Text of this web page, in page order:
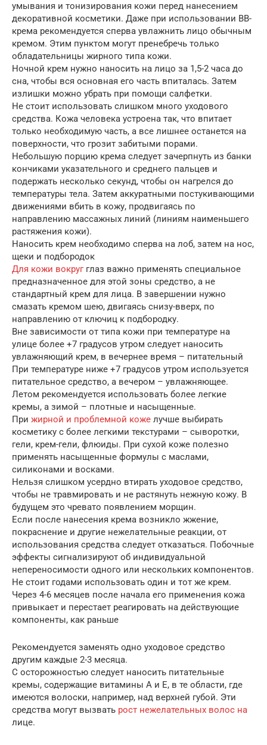
умывания и тонизирования кожи перед нанесением
декоративной косметики. Даже при использовании BB-
крема рекомендуется сперва увлажнить лицо обычным
кремом. Этим пунктом могут пренебречь только
обладательницы жирного типа кожи.
Ночной крем нужно наносить на лицо за 1,5-2 часа до
сна, чтобы вся основная его часть впиталась. Затем
излишки можно убрать при помощи салфетки.
Не стоит использовать слишком много уходового
средства. Кожа человека устроена так, что впитает
только необходимую часть, а все лишнее останется на
поверхности, что грозит забитыми порами.
Небольшую порцию крема следует зачерпнуть из банки
кончиками указательного и среднего пальцев и
подержать несколько секунд, чтобы он нагрелся до
температуры тела. Затем аккуратными постукивающими
движениями вбить в кожу, продвигаясь по
направлению массажных линий (линиям наименьшего
растяжения кожи).
Наносить крем необходимо сперва на лоб, затем на нос,
щеки и подбородок
Для кожи вокругглаз важно применять специальное
предназначенное для этой зоны средство, а не
стандартный крем для лица. В завершении нужно
смазать кремом шею, двигаясь снизу-вверх, по
направлению от ключиц к подбородку.
Вне зависимости от типа кожи при температуре на
улице более +7 градусов утром следует наносить
увлажняющий крем, в вечернее время – питательный
При температуре ниже +7 градусов утром используется
питательное средство, а вечером – увлажняющее.
Летом рекомендуется использовать более легкие
кремы, а зимой – плотные и насыщенные.
При жирной и проблемной коже лучше выбирать
косметику с более легкими текстурами – сыворотки,
гели, крем-гели, флюиды. При сухой коже полезно
применять насыщенные формулы с маслами,
силиконами и восками.
Нельзя слишком усердно втирать уходовое средство,
чтобы не травмировать и не растянуть нежную кожу. В
будущем это чревато появлением морщин.
Если после нанесения крема возникло жжение,
покраснение и другие нежелательные реакции, от
использования средства следует отказаться. Побочные
эффекты сигнализируют об индивидуальной
непереносимости одного или нескольких компонентов.
Не стоит годами использовать один и тот же крем.
Через 4-6 месяцев после начала его применения кожа
привыкает и перестает реагировать на действующие
компоненты, как раньше
Рекомендуется заменять одно уходовое средство
другим каждые 2-3 месяца.
С осторожностью следует наносить питательные
кремы, содержащие витамины A и E, в те области, где
имеются волоски, например, над верхней губой. Эти
средства могут вызвать рост нежелательных волос на
лице.